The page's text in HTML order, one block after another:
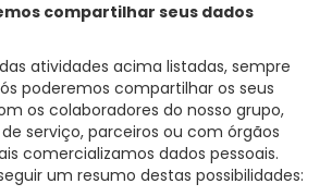
compartilhar seus dados
atividades acima listadas, sempre
poderemos compartilhar os seus
os colaboradores do nosso grupo,
serviço, parceiros ou com órgãos
comercializamos dados pessoais.
um resumo destas possibilidades: